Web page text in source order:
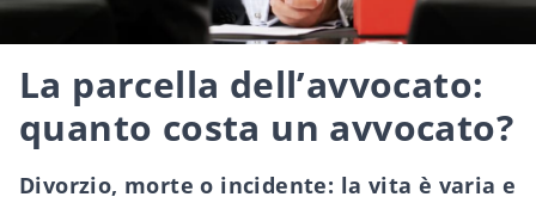
La parcella dell’avvocato:
quanto costa un avvocato?
Divorzio, morte o incidente: la vita è varia e